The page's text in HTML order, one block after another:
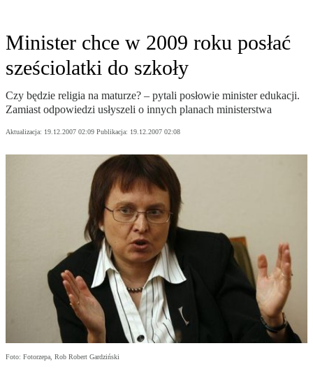
Minister chce w 2009 roku posłać
sześciolatki do szkoły
Czy będzie religia na maturze? – pytali posłowie minister edukacji.
Zamiast odpowiedzi usłyszeli o innych planach ministerstwa
Aktualizacja: 19.12.2007 02:09 Publikacja: 19.12.2007 02:08
Foto: Fotorzepa, Rob Robert Gardziński